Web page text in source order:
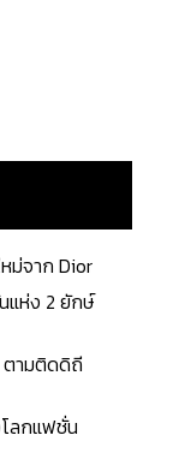
มบุคลิกภาพที่
งขึ้น จึงไม่
บติดตู้ไว้สวม
งขันอย่างสูง
ละความสบาย
นึ่งในแบรนด์
าส้นสูงออก
าทุกคนไปพบ
ตู้ ในปี 2020
งรองเท้าส้น
ในรูปแบบ
ม่จาก Dior
แห่ง 2 ยักษ์
ตามติดดิถี
โลกแฟชั่น